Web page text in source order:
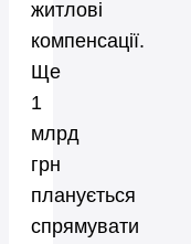
житлові
компенсації.
Ще
1
млрд
грн
планується
спрямувати